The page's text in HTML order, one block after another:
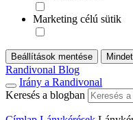
Marketing célú sütik
Beállítások mentése
Randivonal Blog
Irány a Randivonal
Keresés a blogban